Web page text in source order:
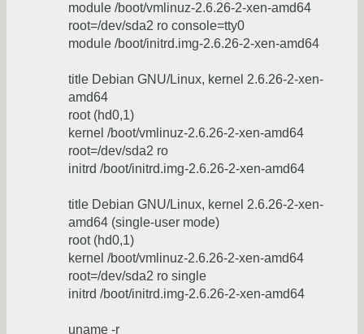
module /boot/vmlinuz-2.6.26-2-xen-amd64
root=/dev/sda2 ro console=tty0
module /boot/initrd.img-2.6.26-2-xen-amd64
title Debian GNU/Linux, kernel 2.6.26-2-xen-
amd64
root (hd0,1)
kernel /boot/vmlinuz-2.6.26-2-xen-amd64
root=/dev/sda2 ro
initrd /boot/initrd.img-2.6.26-2-xen-amd64
title Debian GNU/Linux, kernel 2.6.26-2-xen-
amd64 (single-user mode)
root (hd0,1)
kernel /boot/vmlinuz-2.6.26-2-xen-amd64
root=/dev/sda2 ro single
initrd /boot/initrd.img-2.6.26-2-xen-amd64
uname -r